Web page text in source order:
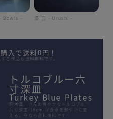
Bowls - 漆 皿 - Urushi -
入で送料0円！
る作品も送料無料です。
トルコブルー六
寸深皿
Turkey Blue Plates
荒木漢一さんの爽やかなトルコブルー
六寸深皿-18cm-が食卓を鮮やかに変
える。今なら送料無料です！